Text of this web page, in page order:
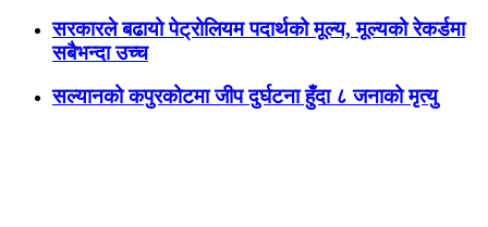
सरकारले बढायो पेट्रोलियम पदार्थको मूल्य, मूल्यको रेकर्डमा
सबैभन्दा उच्च
सल्यानको कपुरकोटमा जीप दुर्घटना हुँदा ८ जनाको मृत्यु